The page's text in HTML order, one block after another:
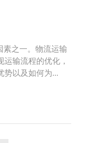
之一。物流运输
输流程的优化，
势以及如何为...